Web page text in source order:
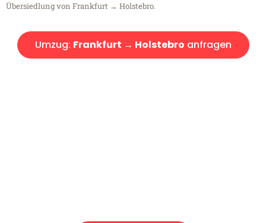
Übersiedlung von Frankfurt → Holstebro.
Umzug: Frankfurt → Holstebro anfragen